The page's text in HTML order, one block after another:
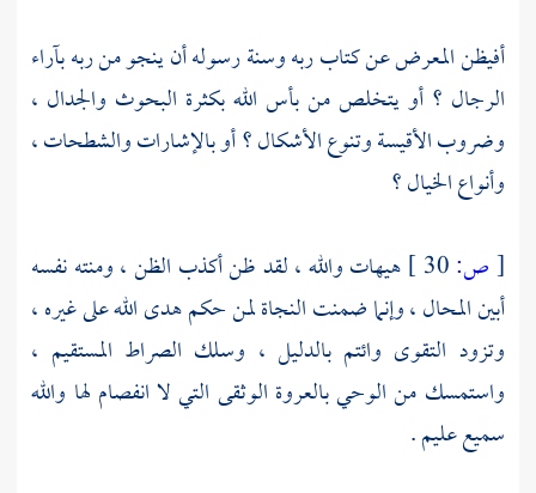
أفيظن المعرض عن كتاب ربه وسنة رسوله أن ينجو من ربه بآراء
الرجال ؟ أو يتخلص من بأس الله بكثرة البحوث والجدال ،
وضروب الأقيسة وتنوع الأشكال ؟ أو بالإشارات والشطحات ،
وأنواع الخيال ؟
[ص:
هيهات والله ، لقد ظن أكذب الظن ، ومنته نفسه
أبين المحال ، وإنما ضمنت النجاة لمن حكم هدى الله على غيره ،
وتزود التقوى وائتم بالدليل ، وسلك الصراط المستقيم ،
واستمسك من الوحي بالعروة الوثقى التي لا انفصام لها والله
سميع عليم .